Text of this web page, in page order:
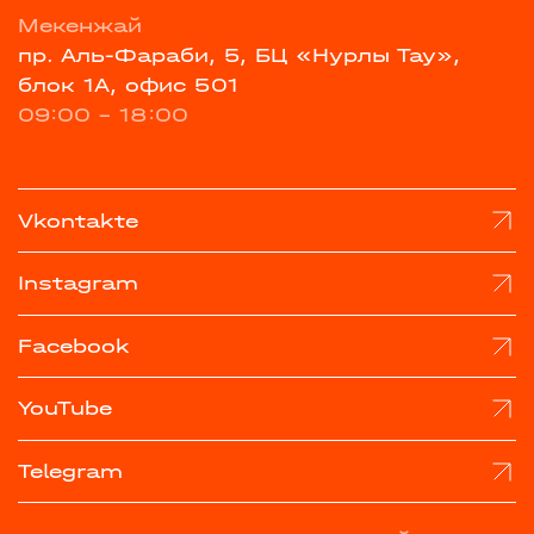
Мекенжай
пр. Аль-Фараби, 5, БЦ «Нурлы Тау»,
блок 1А, офис 501
09:00 - 18:00
Vkontakte
Instagram
Facebook
YouTube
Telegram